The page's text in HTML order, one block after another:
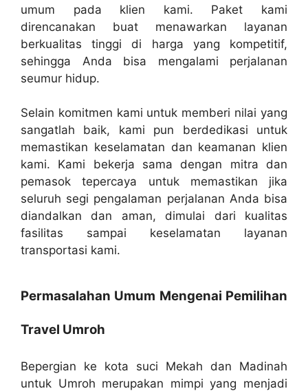
umum pada klien kami. Paket kami
direncanakan buat menawarkan layanan
berkualitas tinggi di harga yang kompetitif,
sehingga Anda bisa mengalami perjalanan
seumur hidup.
Selain komitmen kami untuk memberi nilai yang
sangatlah baik, kami pun berdedikasi untuk
memastikan keselamatan dan keamanan klien
kami. Kami bekerja sama dengan mitra dan
pemasok tepercaya untuk memastikan jika
seluruh segi pengalaman perjalanan Anda bisa
diandalkan dan aman, dimulai dari kualitas
fasilitas sampai keselamatan layanan
transportasi kami.
Permasalahan Umum Mengenai Pemilihan
Travel Umroh
Bepergian ke kota suci Mekah dan Madinah
untuk Umroh merupakan mimpi yang menjadi